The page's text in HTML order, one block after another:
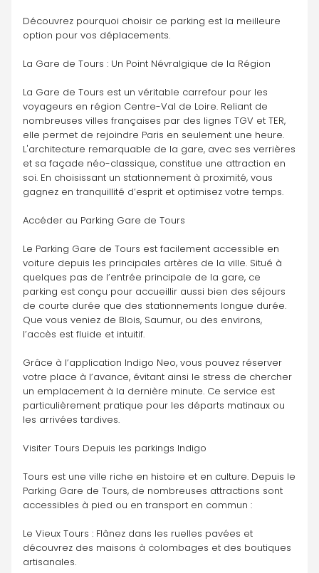
Découvrez pourquoi choisir ce parking est la meilleure
option pour vos déplacements.
La Gare de Tours : Un Point Névralgique de la Région
La Gare de Tours est un véritable carrefour pour les
voyageurs en région Centre-Val de Loire. Reliant de
nombreuses villes françaises par des lignes TGV et TER,
elle permet de rejoindre Paris en seulement une heure.
L'architecture remarquable de la gare, avec ses verrières
et sa façade néo-classique, constitue une attraction en
soi. En choisissant un stationnement à proximité, vous
gagnez en tranquillité d’esprit et optimisez votre temps.
Accéder au Parking Gare de Tours
Le Parking Gare de Tours est facilement accessible en
voiture depuis les principales artères de la ville. Situé à
quelques pas de l’entrée principale de la gare, ce
parking est conçu pour accueillir aussi bien des séjours
de courte durée que des stationnements longue durée.
Que vous veniez de Blois, Saumur, ou des environs,
l’accès est fluide et intuitif.
Grâce à l’application Indigo Neo, vous pouvez réserver
votre place à l’avance, évitant ainsi le stress de chercher
un emplacement à la dernière minute. Ce service est
particulièrement pratique pour les départs matinaux ou
les arrivées tardives.
Visiter Tours Depuis les parkings Indigo
Tours est une ville riche en histoire et en culture. Depuis le
Parking Gare de Tours, de nombreuses attractions sont
accessibles à pied ou en transport en commun :
Le Vieux Tours : Flânez dans les ruelles pavées et
découvrez des maisons à colombages et des boutiques
artisanales.